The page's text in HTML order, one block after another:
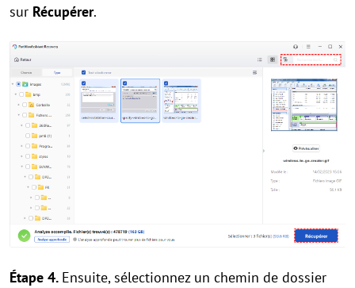
sur Récupérer.
Étape 4. Ensuite, sélectionnez un chemin de dossier